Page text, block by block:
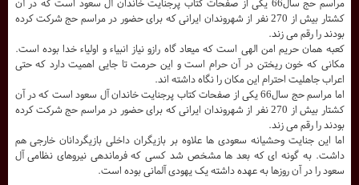
مراسم حج سال66 یکی از صفحات کتاب پرجنایت خاندان آل سعود است که در آن
کشتار بیش از 270 نفر از شهروندان ایرانی که برای حضور در مراسم حج شرکت کرده
بودند را رقم می زند.
کعبه همان حریم امن الهی است که میعاد گاه رازو نیاز انبیاء و اولیاء خدا بوده است.
مکانی که خون ریختن در آن حرام است و این حرمت تا جایی اهمیت دارد که حتی
اعراب جاهلیت احترام این مکان را نگاه داشته اند.
اما مراسم حج سال66 یکی از صفحات کتاب پرجنایت خاندان آل سعود است که در آن
کشتار بیش از 270 نفر از شهروندان ایرانی که برای حضور در مراسم حج شرکت کرده
بودند را رقم می زند.
اما این جنایت وحشیانه سعودی ها علاوه بر بازیگران داخلی بازیگردانان خارجی هم
داشت. به گونه ای که بعد ها مشخص شد کسی که فرماندهی نیروهای نظامی آل
سعود را در آن روزها به عهده داشته یک یهودی آلمانی بوده است.